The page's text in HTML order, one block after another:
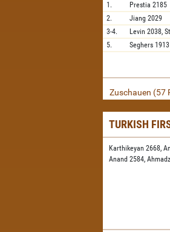
1. Prestia 2185
2.
Jiang 2029
3-4.
Levin 2038,
5.
Seghers 1913
Zuschauen (57
TURKISH
Karthikeyan 2668,
Anand 2584,